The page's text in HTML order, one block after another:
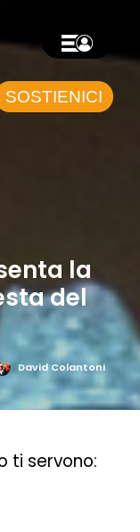
SOSTIENICI
la
del
David Colantoni
ti servono: